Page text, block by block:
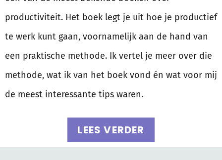
productiviteit. Het boek legt je uit hoe je productief
te werk kunt gaan, voornamelijk aan de hand van
een praktische methode. Ik vertel je meer over die
methode, wat ik van het boek vond én wat voor mij
de meest interessante tips waren.
LEES VERDER